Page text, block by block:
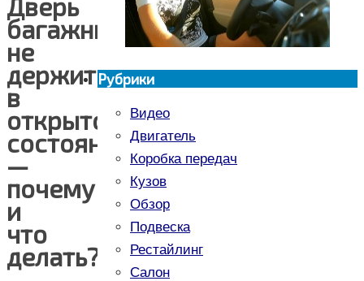
Дверь
багажника
не
держится
в
открытом
состоянии
—
почему
и
что
делать?
Рубрики
Видео
Двигатель
Коробка передач
Кузов
Обзор
Подвеска
Рестайлинг
Салон